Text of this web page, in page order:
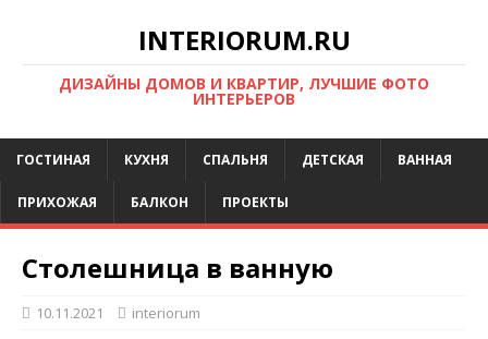
INTERIORUM.RU
ДИЗАЙНЫ ДОМОВ И КВАРТИР, ЛУЧШИЕ ФОТО
ИНТЕРЬЕРОВ
ГОСТИНАЯ КУХНЯ СПАЛЬНЯ ДЕТСКАЯ ВАННАЯ
ПРИХОЖАЯ БАЛКОН ПРОЕКТЫ
Столешница в ванную
10.11.2021 interiorum